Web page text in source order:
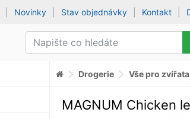
Novinky Stav objednávky Kontakt
Drogerie Vše pro zvířata
MAGNUM Chicken